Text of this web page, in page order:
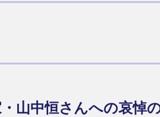
山中恒さんへの哀悼